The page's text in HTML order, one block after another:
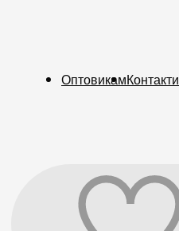
ОптовикамКонтакти